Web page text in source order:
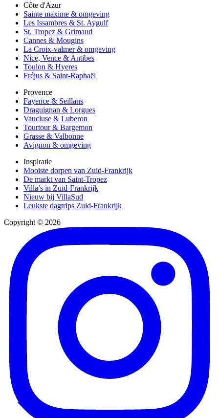
Côte d'Azur
Sainte maxime & omgeving
Les Issambres & St. Aygulf
St. Tropez & Grimaud
Cannes & Mougins
La Croix-valmer & omgeving
Nice, Vence & Antibes
Toulon & Hyeres
Fréjus & Saint-Raphaël
Provence
Fayence & Seillans
Draguignan & Lorgues
Vaucluse & Luberon
Tourtour & Bargemon
Grasse & Valbonne
Avignon & omgeving
Inspiratie
Mooiste dorpen van Zuid-Frankrijk
De markt van Saint-Tropez
Villa’s in Zuid-Frankrijk
Nieuw bij VillaSud
Leukste dagtrips Zuid-Frankrijk
Copyright © 2026